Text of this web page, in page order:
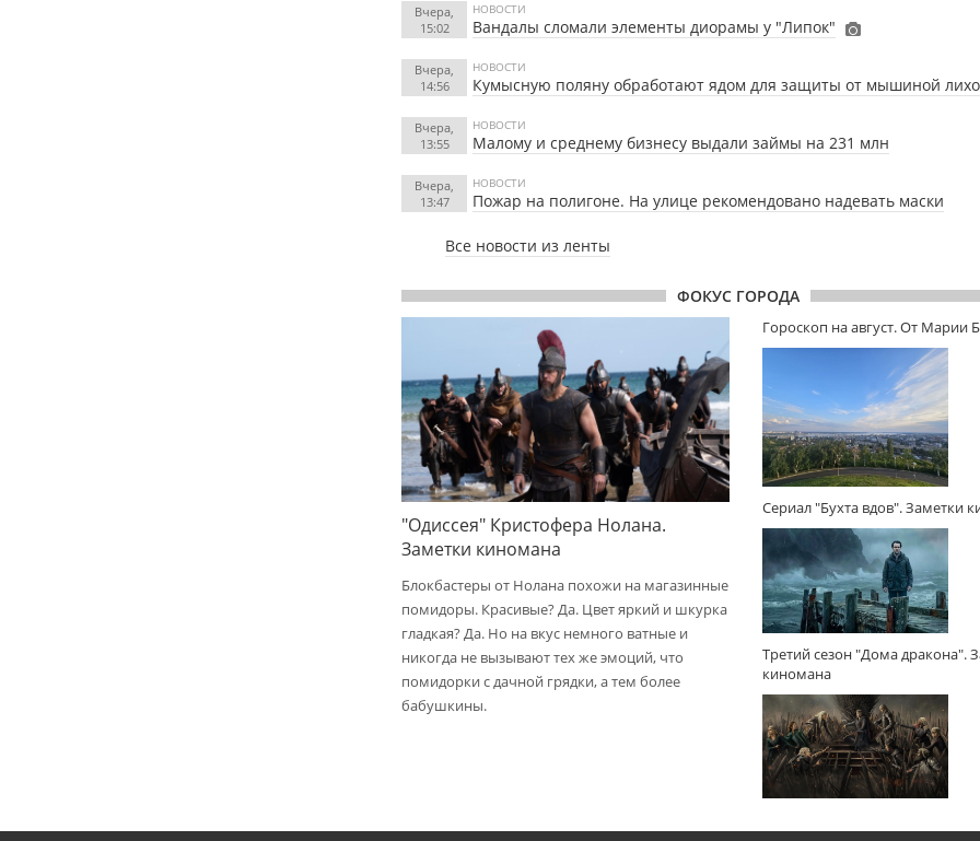
Вчера,
15:02
НОВОСТИ
Вандалы сломали элементы диорамы у "Липок"
Вчера,
14:56
НОВОСТИ
Кумысную поляну обработают ядом для защиты от мышиной
Вчера,
13:55
НОВОСТИ
Малому и среднему бизнесу выдали займы на 231 млн
Вчера,
13:47
НОВОСТИ
Пожар на полигоне. На улице рекомендовано надевать маски
Все новости из ленты
ФОКУС ГОРОДА
"Одиссея" Кристофера Нолана.
Заметки киномана
Блокбастеры от Нолана похожи на магазинные
помидоры. Красивые? Да. Цвет яркий и шкурка
гладкая? Да. Но на вкус немного ватные и
никогда не вызывают тех же эмоций, что
помидорки с дачной грядки, а тем более
бабушкины.
Гороскоп на август. От Марии
Сериал "Бухта вдов". Заметки
Третий сезон "Дома дракона".
киномана